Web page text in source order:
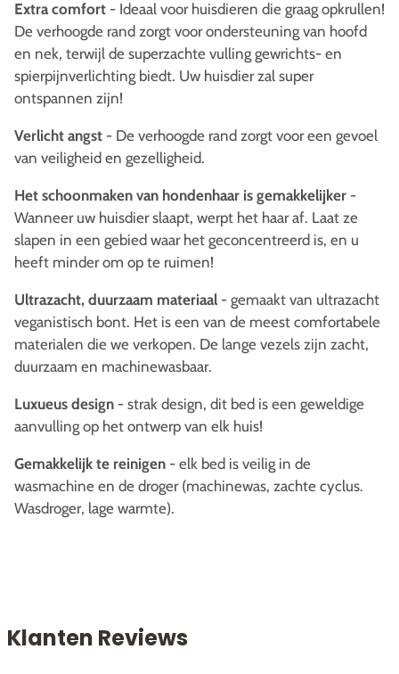
Extra comfort - Ideaal voor huisdieren die graag opkrullen!
De verhoogde rand zorgt voor ondersteuning van hoofd
en nek, terwijl de superzachte vulling gewrichts- en
spierpijnverlichting biedt. Uw huisdier zal super
ontspannen zijn!
Verlicht angst - De verhoogde rand zorgt voor een gevoel
van veiligheid en gezelligheid.
Het schoonmaken van hondenhaar is gemakkelijker -
Wanneer uw huisdier slaapt, werpt het haar af. Laat ze
slapen in een gebied waar het geconcentreerd is, en u
heeft minder om op te ruimen!
Ultrazacht, duurzaam materiaal - gemaakt van ultrazacht
veganistisch bont. Het is een van de meest comfortabele
materialen die we verkopen. De lange vezels zijn zacht,
duurzaam en machinewasbaar.
Luxueus design - strak design, dit bed is een geweldige
aanvulling op het ontwerp van elk huis!
Gemakkelijk te reinigen - elk bed is veilig in de
wasmachine en de droger (machinewas, zachte cyclus.
Wasdroger, lage warmte).
Klanten Reviews